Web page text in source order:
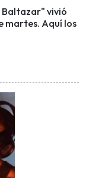
Baltazar" vivió
martes. Aquí los